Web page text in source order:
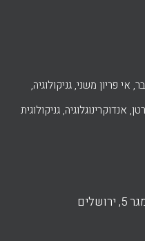
אי פריון משני, גניקולוגיה,
אנדוקרינוגלוגיה, גניקולוגית